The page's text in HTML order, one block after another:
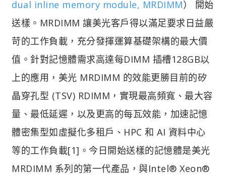
dual inline memory module, MRDIMM） 開始
送樣。MRDIMM 讓美光客戶得以滿足要求日益嚴
苛的工作負載，充分發揮運算基礎架構的最大價
值。針對記憶體需求高達每DIMM 插槽128GB以
上的應用，美光 MRDIMM 的效能更勝目前的矽
晶穿孔型 (TSV) RDIMM，實現最高頻寬、最大容
量、最低延遲，以及更高的每瓦效能，加速記憶
體密集型如虛擬化多租戶、HPC 和 AI 資料中心
等的工作負載[1]。今日開始送樣的記憶體是美光
MRDIMM 系列的第一代產品，與Intel® Xeon®